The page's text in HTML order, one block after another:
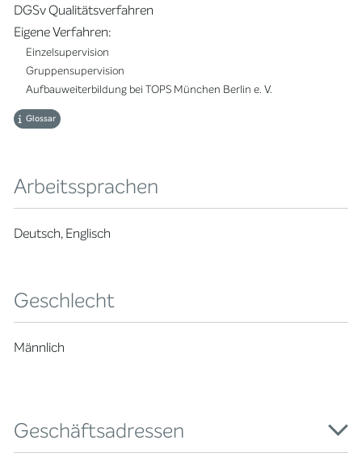
DGSv Qualitätsverfahren
Eigene Verfahren:
Einzelsupervision
Gruppensupervision
Aufbauweiterbildung bei TOPS München Berlin e. V.
Glossar
Arbeitssprachen
Deutsch, Englisch
Geschlecht
Männlich
Geschäftsadressen